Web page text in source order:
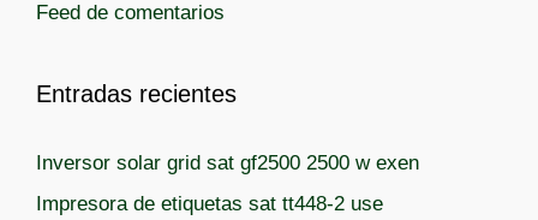
sFeed de comentarios
Entradas recientes
Inversor solar grid sat gf2500 2500 w exen
Impresora de etiquetas sat tt448-2 use